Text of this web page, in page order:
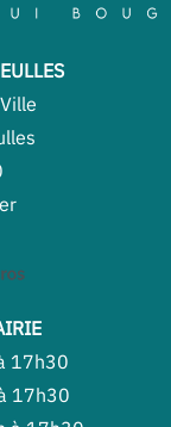
17h30
17h30